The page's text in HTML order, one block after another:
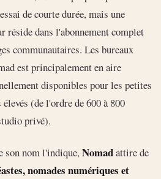
de courte durée, mais une
réside dans l'abonnement complet
communautaires. Les bureaux
est principalement en aire
disponibles pour les petites
(de l'ordre de 600 à 800
privé).
son nom l'indique,Nomadattire de
nomades numériques et